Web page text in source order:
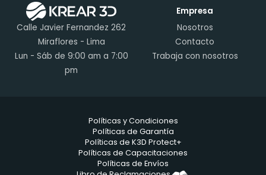
Calle Javier Fernandez 262
Miraflores - Lima
Lun - Sáb de 9:00 am a 7:00
pm
Empresa
Nosotros
Contacto
Trabaja con nosotros
Políticas y Condiciones
Políticas de Garantía
Políticas de K3D Protect+
Políticas de Capacitaciones
Políticas de Envíos